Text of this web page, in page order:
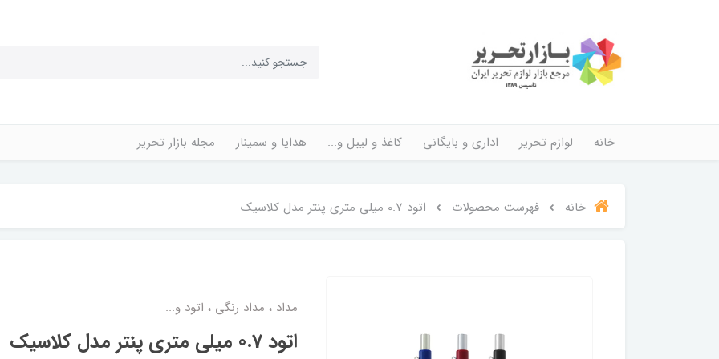
خانه لوازم تحریر اداری و بایگانی کاغذ و لیبل و... هدایا و سمینار مجله بازار تحریر
خانه فهرست محصولات اتود 0.7 میلی متری پنتر مدل کلاسیک
مداد ، مداد رنگی ، اتود و...
اتود 0.7 میلی متری پنتر مدل کلاسیک